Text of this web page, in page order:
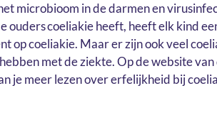
microbioom in de darmen en
ouders coeliakie heeft, heeft elk kind
op coeliakie. Maar er zijn ook veel
met de ziekte. Op de website van
je meer lezen over erfelijkheid bij